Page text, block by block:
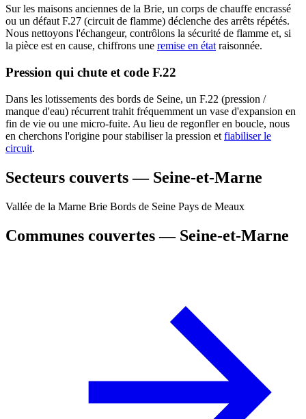
Sur les maisons anciennes de la Brie, un corps de chauffe encrassé
ou un défaut F.27 (circuit de flamme) déclenche des arrêts répétés.
Nous nettoyons l'échangeur, contrôlons la sécurité de flamme et, si
la pièce est en cause, chiffrons une remise en étatraisonnée.
Pression qui chute et code F.22
Dans les lotissements des bords de Seine, un F.22 (pression /
manque d'eau) récurrent trahit fréquemment un vase d'expansion en
fin de vie ou une micro-fuite. Au lieu de regonfler en boucle, nous
en cherchons l'origine pour stabiliser la pression et fiabiliser le
circuit.
Secteurs couverts — Seine-et-Marne
Vallée de la Marne Brie Bords de Seine Pays de Meaux
Communes couvertes — Seine-et-Marne